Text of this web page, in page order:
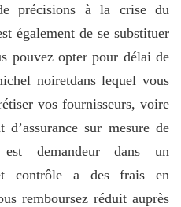
précisions à la crise du
également de se substituer
pouvez opter pour délai de
noiretdans lequel vous
vos fournisseurs, voire
sur mesure de
demandeur dans un
contrôle a des frais en
remboursez réduit auprès